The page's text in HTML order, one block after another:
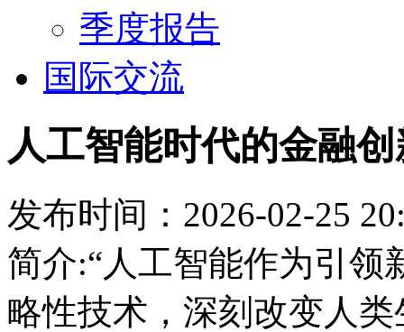
季度报告
国际交流
人工智能时代的金融
发布时间：2026-02-25
简介:“人工智能作为引领
略性技术，深刻改变人